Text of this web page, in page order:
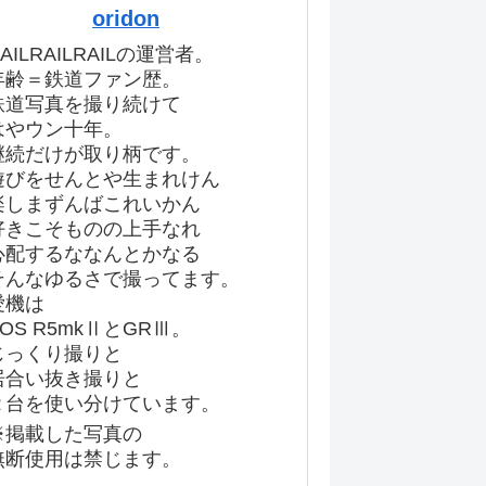
oridon
の運営者。
齢＝鉄道ファン歴。
道写真を撮り続けて
やウン十年。
続だけが取り柄です。
びをせんとや生まれけん
しまずんばこれいかん
きこそものの上手なれ
配するななんとかなる
んなゆるさで撮ってます。
機は
R5mkⅡとGRⅢ。
っくり撮りと
合い抜き撮りと
台を使い分けています。
載した写真の
断使用は禁じます。